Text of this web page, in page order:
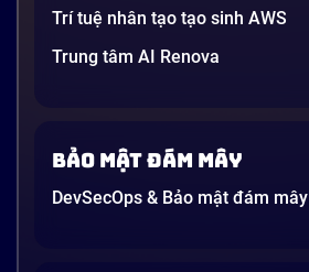
Trí tuệ nhân tạo tạo sinh AWS
Trung tâm AI Renova
Bảo mật đám mây
DevSecOps & Bảo mật đám mây